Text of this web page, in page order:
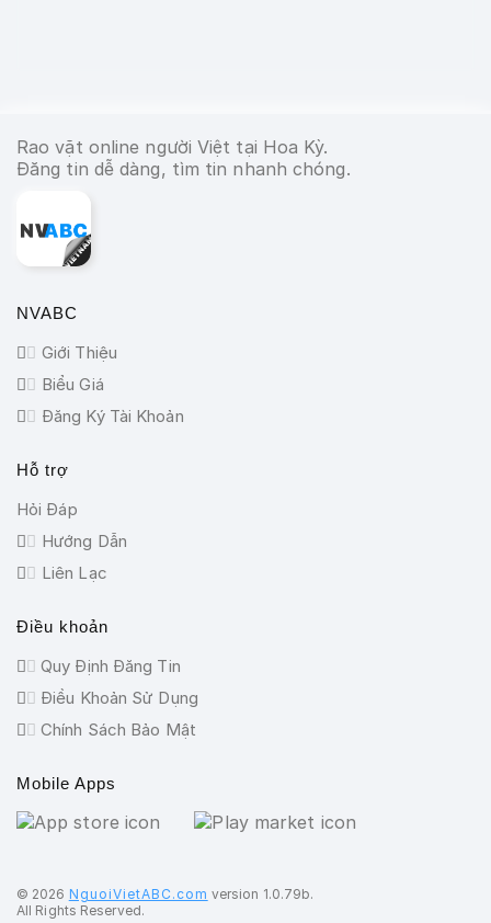
Rao vặt online người Việt tại Hoa Kỳ.
Đăng tin dễ dàng, tìm tin nhanh chóng.
NVABC
Giới Thiệu
Biểu Giá
Đăng Ký Tài Khoản
Hỗ trợ
Hỏi Đáp
Hướng Dẫn
Liên Lạc
Điều khoản
Quy Định Đăng Tin
Điều Khoản Sử Dụng
Chính Sách Bảo Mật
Mobile Apps
©️ 2026 NguoiVietABC.com version 1.0.79b.
All Rights Reserved.